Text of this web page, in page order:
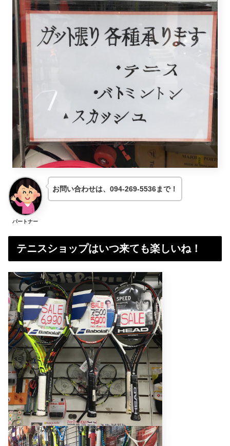
パートナー
お問い合わせは、094-269-5536まで！
テニスショップはいつ来ても楽しいね！